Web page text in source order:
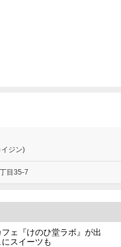
ジン)
目35-7
ェ『けのひ堂ラボ』が出
スイーツも